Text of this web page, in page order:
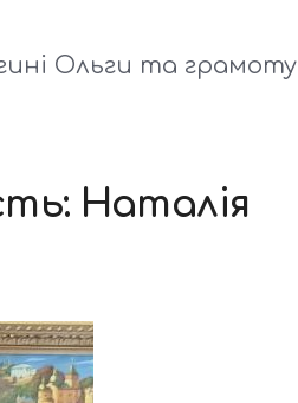
Ольги та грамоту
Наталія